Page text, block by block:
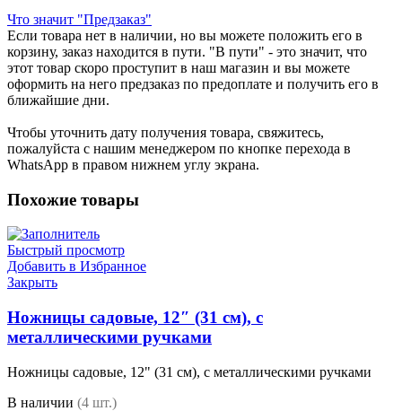
Что значит "Предзаказ"
Если товара нет в наличии, но вы можете положить его в
корзину, заказ находится в пути. "В пути" - это значит, что
этот товар скоро проступит в наш магазин и вы можете
оформить на него предзаказ по предоплате и получить его в
ближайшие дни.
Чтобы уточнить дату получения товара, свяжитесь,
пожалуйста с нашим менеджером по кнопке перехода в
WhatsApp в правом нижнем углу экрана.
Похожие товары
Быстрый просмотр
Добавить в Избранное
Закрыть
Ножницы садовые, 12″ (31 см), с
металлическими ручками
Ножницы садовые, 12" (31 см), с металлическими ручками
В наличии (4 шт.)